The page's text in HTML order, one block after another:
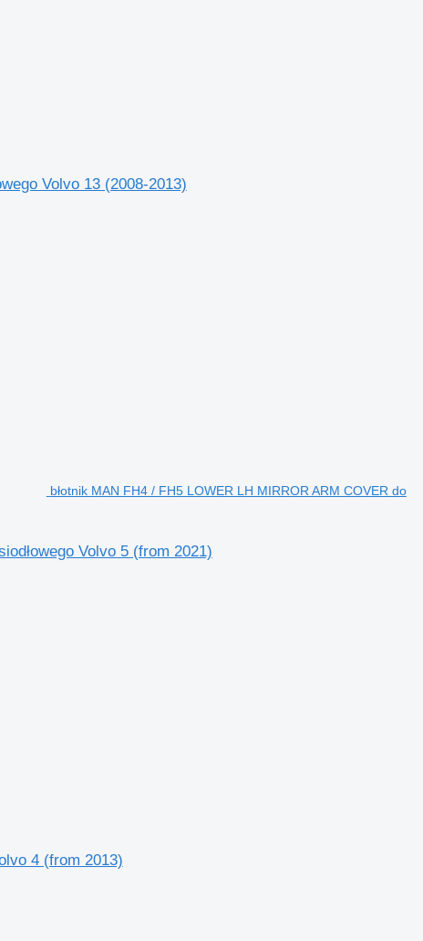
Volvo 13 (2008-2013)
błotnik MAN FH4 / FH5 LOWER LH MIRROR ARM COVER do
Volvo 5 (from 2021)
4 (from 2013)